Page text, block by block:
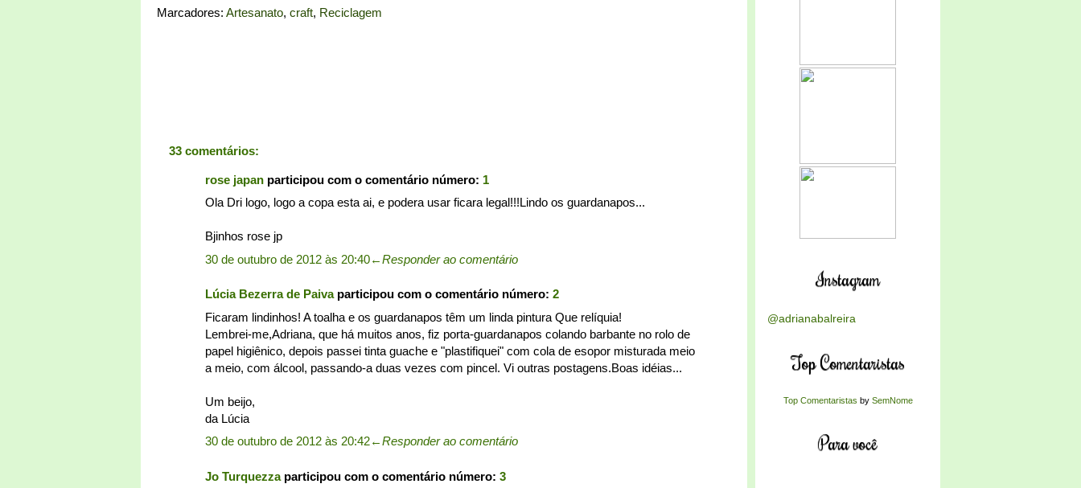
Marcadores: Artesanato, craft, Reciclagem
33 comentários:
rose japan participou com o comentário número: 1
Ola Dri logo, logo a copa esta ai, e podera usar ficara legal!!!Lindo os guardanapos...
Bjinhos rose jp
30 de outubro de 2012 às 20:40←Responder ao comentário
Lúcia Bezerra de Paivaparticipou com o comentário número: 2
Ficaram lindinhos! A toalha e os guardanapos têm um linda pintura Que relíquia!
Lembrei-me,Adriana, que há muitos anos, fiz porta-guardanapos colando barbante no rolo de
papel higiênico, depois passei tinta guache e "plastifiquei" com cola de esopor misturada meio
a meio, com álcool, passando-a duas vezes com pincel. Vi outras postagens.Boas idéias...
Um beijo,
da Lúcia
30 de outubro de 2012 às 20:42←Responder ao comentário
Jo Turquezzaparticipou com o comentário número: 3
Instagram
@adrianabalreira
Top Comentaristas
Top Comentaristas by SemNome
Para você